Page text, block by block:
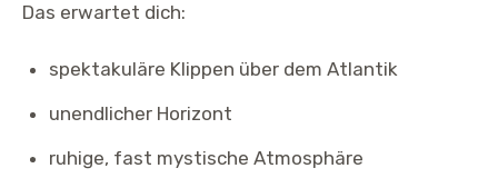
Das erwartet dich:
spektakuläre Klippen über dem Atlantik
unendlicher Horizont
ruhige, fast mystische Atmosphäre